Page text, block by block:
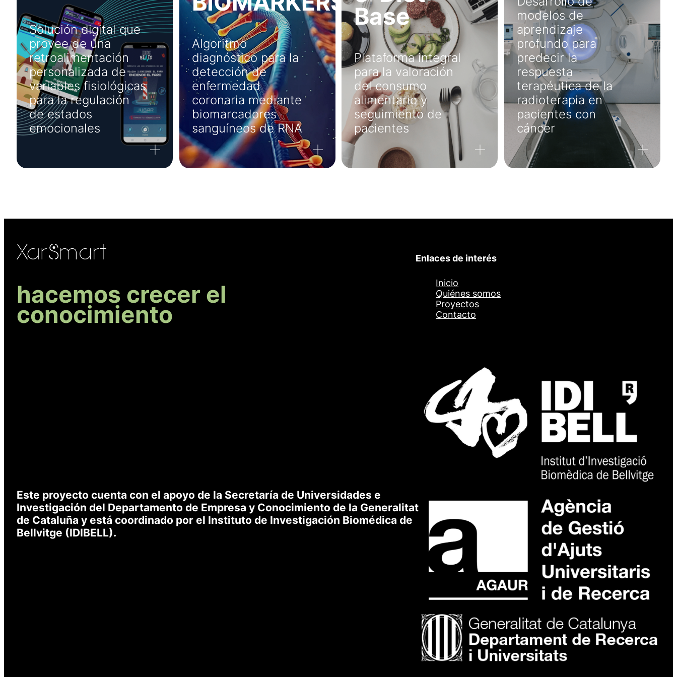
Solución digital que
provee de una
retroalimentación
personalizada de
variables fisiológicas
para la regulación
de estados
emocionales
Algoritmo
diagnóstico para la
detección de
enfermedad
coronaria mediante
biomarcadores
sanguíneos de RNA
Base
Plataforma integral
para la valoración
del consumo
alimentario y
seguimiento de
pacientes
modelos de
aprendizaje
profundo para
predecir la
respuesta
terapéutica de la
radioterapia en
pacientes con
cáncer
hacemos crecer el
conocimiento
Enlaces de interés
Inicio
Quiénes somos
Proyectos
Contacto
Este proyecto cuenta con el apoyo de la Secretaría de Universidades e
Investigación del Departamento de Empresa y Conocimiento de la Generalitat
de Cataluña y está coordinado por el Instituto de Investigación Biomédica de
Bellvitge (IDIBELL).